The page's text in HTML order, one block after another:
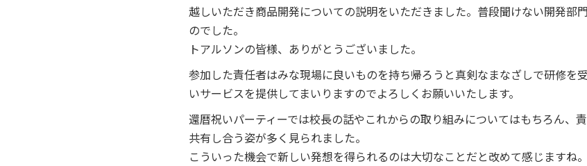
越しいただき商品開発についての説明をいただきました。普段聞けない開発部
のでした。
トアルソンの皆様、ありがとうございました。
参加した責任者はみな現場に良いものを持ち帰ろうと真剣なまなざしで研修を
いサービスを提供してまいりますのでよろしくお願いいたします。
還暦祝いパーティーでは校長の話やこれからの取り組みについてはもちろん、
共有し合う姿が多く見られました。
こういった機会で新しい発想を得られるのは大切なことだと改めて感じますね。